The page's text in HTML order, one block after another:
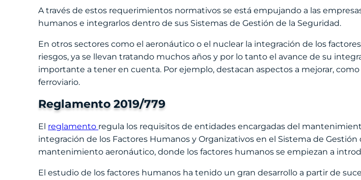
A través de estos requerimientos normativos se está empujando a las
humanos e integrarlos dentro de sus Sistemas de Gestión de la Seguridad.
En otros sectores como el aeronáutico o el nuclear la integración de los
riesgos, ya se llevan tratando muchos años y por lo tanto el avance de su
importante a tener en cuenta. Por ejemplo, destacan aspectos a mejorar,
ferroviario.
Reglamento 2019/779
El reglamento regula los requisitos de entidades encargadas del
integración de los Factores Humanos y Organizativos en el Sistema de
mantenimiento aeronáutico, donde los factores humanos se empiezan a
El estudio de los factores humanos ha tenido un gran desarrollo a partir de